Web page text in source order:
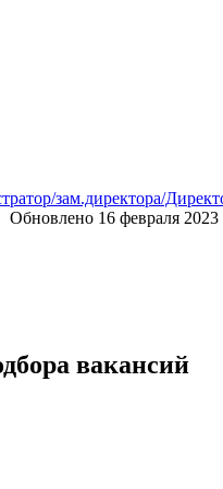
зам.директора/
Обновлено 16 февраля 2023
вакансий